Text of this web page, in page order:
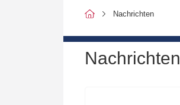
SPNV-Marktdaten
Nachrichten
Nachrichten